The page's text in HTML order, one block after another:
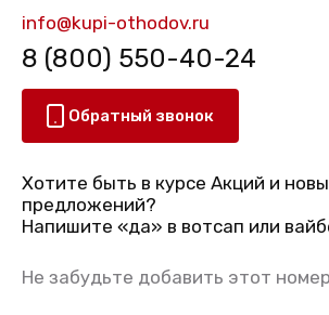
info@kupi-othodov.ru
8 (800) 550-40-24
Обратный звонок
Хотите быть в курсе Акций и
предложений?
Напишите «да» в вотсап или
Не забудьте добавить этот